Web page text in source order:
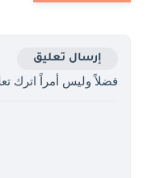
إرسال تعليق
فضلاً وليس أمراً اترك